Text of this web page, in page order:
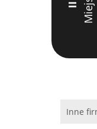
II
Inne